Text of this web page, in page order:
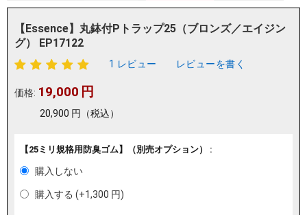
【Essence】丸鉢付Pトラップ25（ブロンズ／エイジン
グ） EP17122
1 レビュー レビューを書く
価格: 19,000 円
20,900 円 （税込）
【25ミリ規格用防臭ゴム】（別売オプション） :
購入しない
購入する (+1,300 円)